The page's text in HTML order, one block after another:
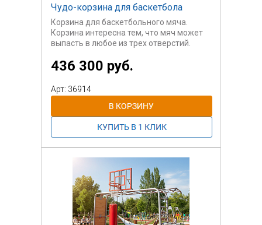
Чудо-корзина для баскетбола
Корзина для баскетбольного мяча.
Корзина интересна тем, что мяч может
выпасть в любое из трех отверстий.
436 300 руб.
Арт: 36914